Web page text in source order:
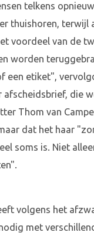
telkens
thuishoren, terwijl
voordeel van de
worden
een etiket",
afscheidsbrief, die
Thom van
dat het haar
soms is. Niet
volgens het
met